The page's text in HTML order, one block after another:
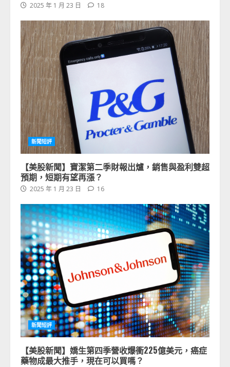
2025 年 1 月 23 日 18
新聞短評
【美股新聞】寶潔第二季財報出爐，銷售與盈利雙超
預期，短期有望再漲？
2025 年 1 月 23 日 16
新聞短評
【美股新聞】嬌生第四季營收爆衝225億美元，癌症
藥物成最大推手，現在可以買嗎？